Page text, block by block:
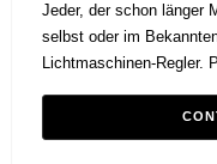
Jeder, der schon länger
selbst oder im
Lichtmaschinen-Regler.